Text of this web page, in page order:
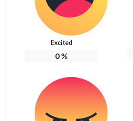
Excited
0%